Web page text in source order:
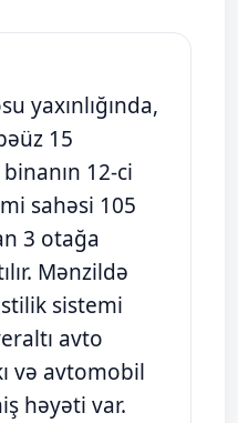
yaxınlığında,
15
12-ci
sahəsi 105
3 otağa
Mənzildə
sistemi
avto
və avtomobil
həyəti var.